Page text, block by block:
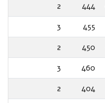
444
2
455
3
450
2
460
3
404
2